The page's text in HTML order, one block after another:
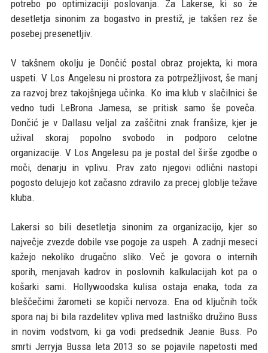
potrebo po optimizaciji poslovanja. Za Lakerse, ki so že
desetletja sinonim za bogastvo in prestiž, je takšen rez še
posebej presenetljiv.
V takšnem okolju je Dončić postal obraz projekta, ki mora
uspeti. V Los Angelesu ni prostora za potrpežljivost, še manj
za razvoj brez takojšnjega učinka. Ko ima klub v slačilnici še
vedno tudi LeBrona Jamesa, se pritisk samo še poveča.
Dončić je v Dallasu veljal za zaščitni znak franšize, kjer je
užival skoraj popolno svobodo in podporo celotne
organizacije. V Los Angelesu pa je postal del širše zgodbe o
moči, denarju in vplivu. Prav zato njegovi odlični nastopi
pogosto delujejo kot začasno zdravilo za precej globlje težave
kluba.
Lakersi so bili desetletja sinonim za organizacijo, kjer so
največje zvezde dobile vse pogoje za uspeh. A zadnji meseci
kažejo nekoliko drugačno sliko. Več je govora o internih
sporih, menjavah kadrov in poslovnih kalkulacijah kot pa o
košarki sami. Hollywoodska kulisa ostaja enaka, toda za
bleščečimi žarometi se kopiči nervoza. Ena od ključnih točk
spora naj bi bila razdelitev vpliva med lastniško družino Buss
in novim vodstvom, ki ga vodi predsednik Jeanie Buss. Po
smrti Jerryja Bussa leta 2013 so se pojavile napetosti med